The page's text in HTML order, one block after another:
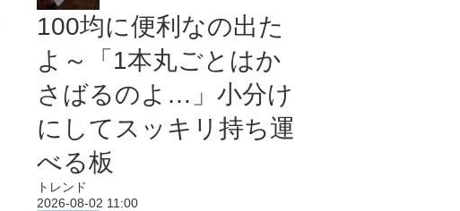
100均に便利なの出た
よ～「1本丸ごとはか
さばるのよ…」小分け
にしてスッキリ持ち運
べる板
トレンド
2026-08-02 11:00